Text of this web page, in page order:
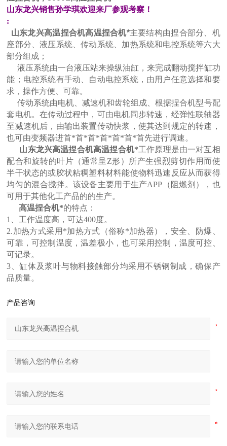
山东龙兴销售孙学琪欢迎来厂参观考察！
:
山东龙兴高温捏合机高温捏合机*主要结构由捏合部分、机
座部分、液压系统、传动系统、加热系统和电控系统等六大
部分组成；
液压系统由一台液压站来操纵油缸，来完成翻动搅拌缸功
能；电控系统有手动、自动电控系统，由用户任意选择和要
求，操作方便、可靠。
传动系统由电机、减速机和齿轮组成、根据捏合机型号配
套电机。在传动过程中，可由电机同步转速，经弹性联轴器
至减速机后，由输出装置传动快浆，使其达到规定的转速，
也可由变频器进首*首*首*首*首*首*首先进行调速。
山东龙兴高温捏合机高温捏合机*工作原理是由一对互相
配合和旋转的叶片（通常呈Z形）所产生强烈剪切作用而使
半干状态的或胶状粘稠塑料材料能使物料迅速反应从而获得
均匀的混合搅拌。该设备主要用于生产APP（阻燃剂），也
可用于其他化工产品的的生产。
高温捏合机*的特点：
1、工作温度高，可达400度。
2.加热方式采用*加热方式（俗称*加热器），安全、防爆、
可靠，可控制温度，温差极小，也可采用控制，温度可控、
可记录。
3、缸体及浆叶与物料接触部分均采用不锈钢制成，确保产
品质量。
产品咨询